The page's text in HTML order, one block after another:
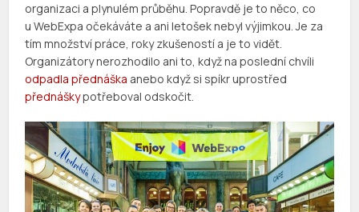
organizaci a plynulém průběhu. Popravdě je to něco, co
u WebExpa očekáváte a ani letošek nebyl výjimkou. Je za
tím množství práce, roky zkušeností a je to vidět.
Organizátory nerozhodilo ani to, když na poslední chvíli
odpadla přednáška anebo když si spíkr uprostřed
přednáškypotřeboval odskočit.